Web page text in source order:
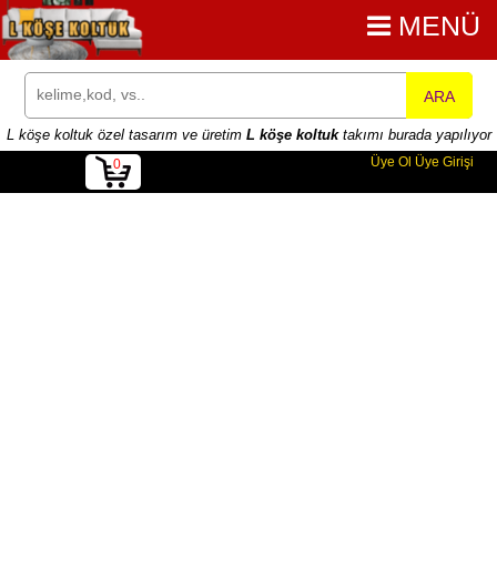
MENÜ
ARA
L köşe koltuk özel tasarım ve üretim L köşe koltuktakımı burada yapılıyor
0 Üye Ol Üye Girişi